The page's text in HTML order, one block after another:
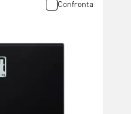
Confronta